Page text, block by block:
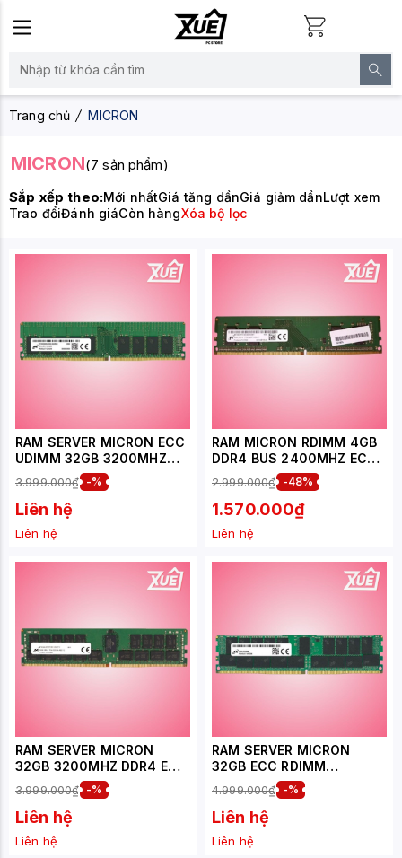
Trang chủ MICRON
MICRON(7 sản phẩm)
Sắp xếp theo:Mới nhấtGiá tăng dầnGiá giảm dầnLượt xem
Trao đổiĐánh giáCòn hàngXóa bộ lọc
RAM SERVER MICRON ECC
UDIMM 32GB 3200MHZ
DDR4 (MTA18ASF4G72AZ-
3G2B1R)
3.999.000₫ -%
Liên hệ
Liên hệ
RAM MICRON RDIMM 4GB
DDR4 BUS 2400MHZ ECC
FOR SERVER
2.999.000₫ -48%
1.570.000₫
Liên hệ
RAM SERVER MICRON
32GB 3200MHZ DDR4 ECC
REGISTERED
(MTA36ASF4G72PZ-
3G2E7)
3.999.000₫ -%
Liên hệ
Liên hệ
RAM SERVER MICRON
32GB ECC RDIMM
2933MHZ DDR4
(MTA18ASF4G72PDZ -
2G9E1)
4.999.000₫ -%
Liên hệ
Liên hệ